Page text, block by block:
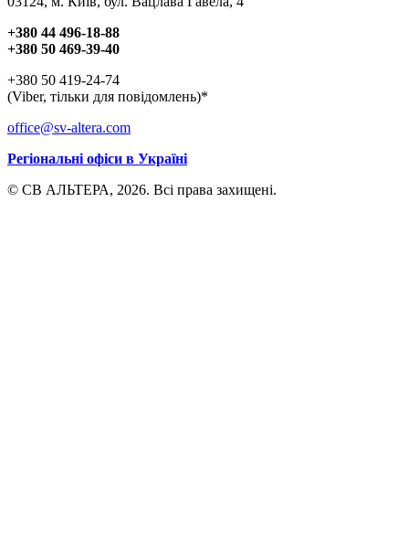
+380 44 496-18-88
+380 50 469-39-40
+380 50 419-24-74
(Viber, тільки для повідомлень)*
office@sv-altera.com
Регіональні офіси в Україні
© СВ АЛЬТЕРА, 2026. Всі права захищені.